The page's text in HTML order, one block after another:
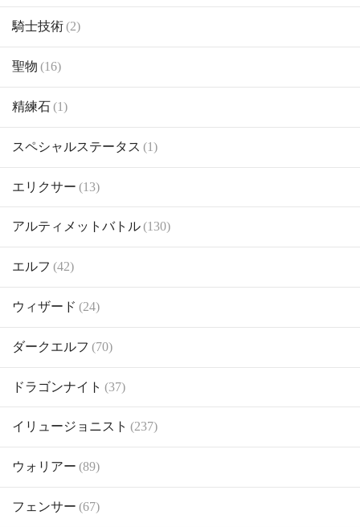
騎士技術(2)
聖物 (16)
精練石(1)
スペシャルステータス (1)
エリクサー (13)
アルティメットバトル(130)
エルフ (42)
ウィザード (24)
ダークエルフ (70)
ドラゴンナイト (37)
イリュージョニスト (237)
ウォリアー (89)
フェンサー (67)